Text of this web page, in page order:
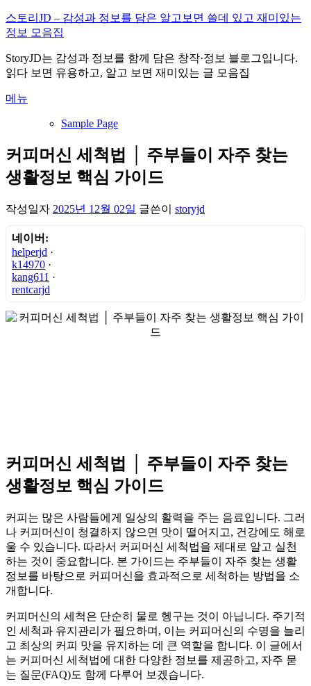
내
용
로
바
가
스토리JD – 감성과 정보를 담은 알고보면 쓸데 있고 재미있는
정보 모음집
StoryJD는 감성과 정보를 함께 담은 창작·정보 블로그입니다.
읽다 보면 유용하고, 알고 보면 재미있는 글 모음집
메뉴
Sample Page
커피머신 세척법 │ 주부들이 자주 찾는
생활정보 핵심 가이드
작성일자 2025년 12월 02일 글쓴이 storyjd
네이버:
helperjd ·
k14970 ·
kang611 ·
rentcarjd
커피머신 세척법 │ 주부들이 자주 찾는
생활정보 핵심 가이드
커피는 많은 사람들에게 일상의 활력을 주는 음료입니다. 그러
나 커피머신이 청결하지 않으면 맛이 떨어지고, 건강에도 해로
울 수 있습니다. 따라서 커피머신 세척법을 제대로 알고 실천
하는 것이 중요합니다. 본 가이드는 주부들이 자주 찾는 생활
정보를 바탕으로 커피머신을 효과적으로 세척하는 방법을 소
개합니다.
커피머신의 세척은 단순히 물로 헹구는 것이 아닙니다. 주기적
인 세척과 유지관리가 필요하며, 이는 커피머신의 수명을 늘리
고 최상의 커피 맛을 유지하는 데 큰 역할을 합니다. 이 글에서
는 커피머신 세척법에 대한 다양한 정보를 제공하고, 자주 묻
는 질문(FAQ)도 함께 다루어 보겠습니다.